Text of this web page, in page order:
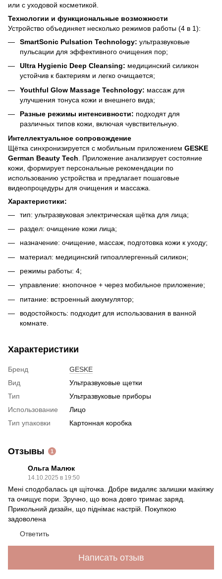
или с уходовой косметикой.
Технологии и функциональные возможности
Устройство объединяет несколько режимов работы (4 в 1):
SmartSonic Pulsation Technology: ультразвуковые
пульсации для эффективного очищения пор;
Ultra Hygienic Deep Cleansing: медицинский силикон
устойчив к бактериям и легко очищается;
Youthful Glow Massage Technology: массаж для
улучшения тонуса кожи и внешнего вида;
Разные режимы интенсивности: подходят для
различных типов кожи, включая чувствительную.
Интеллектуальное сопровождение
Щётка синхронизируется с мобильным приложением GESKE
German Beauty Tech . Приложение анализирует состояние
кожи, формирует персональные рекомендации по
использованию устройства и предлагает пошаговые
видеопроцедуры для очищения и массажа.
Характеристики:
тип: ультразвуковая электрическая щётка для лица;
раздел: очищение кожи лица;
назначение: очищение, массаж, подготовка кожи к уходу;
материал: медицинский гипоаллергенный силикон;
режимы работы: 4;
управление: кнопочное + через мобильное приложение;
питание: встроенный аккумулятор;
водостойкость: подходит для использования в ванной
комнате.
Характеристики
Бренд
GESKE
Вид
Ультразвуковые щетки
Тип
Ультразвуковые приборы
Использование
Лицо
Тип упаковки
Картонная коробка
Отзывы 1
Ольга Малюк
14.10.2025 в 19:50
Мені сподобалась ця щіточка. Добре видаляє залишки макіяжу
та очищує пори. Зручно, що вона довго тримає заряд.
Прикольний дизайн, що піднімає настрій. Покупкою
задоволена
Ответить
Написать отзыв